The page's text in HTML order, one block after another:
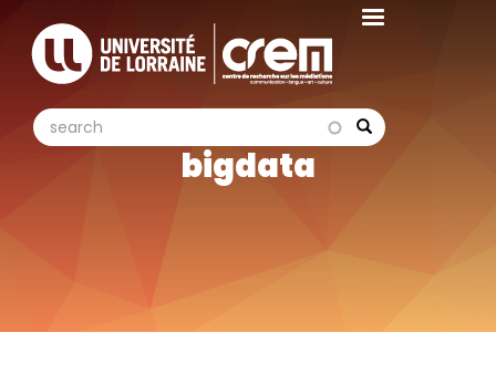
contenu
Search
search search
bigdata